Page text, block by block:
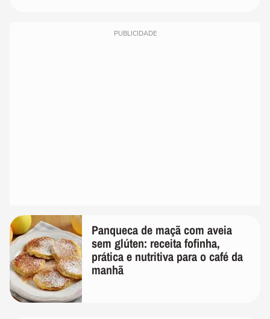
PUBLICIDADE
Panqueca de maçã com aveia
sem glúten: receita fofinha,
prática e nutritiva para o café da
manhã